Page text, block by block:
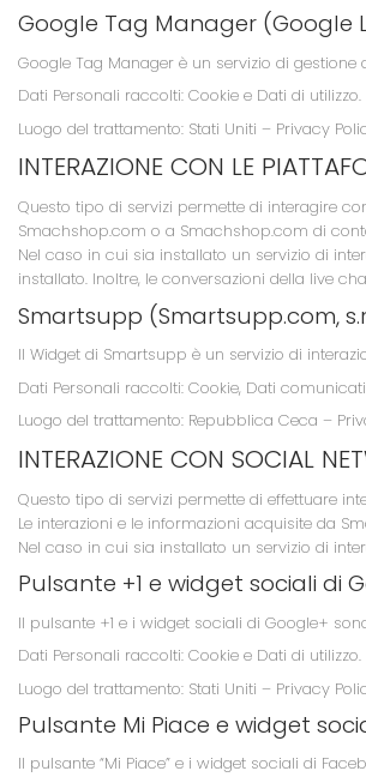
Google Tag Manager (Google
Google Tag Manager è un servizio di gestione
Dati Personali raccolti: Cookie e Dati di utilizzo.
Luogo del trattamento: Stati Uniti – Privacy
INTERAZIONE CON LE
Questo tipo di servizi permette di interagire
Smachshop.com o a Smachshop.com di
Nel caso in cui sia installato un servizio di
installato. Inoltre, le conversazioni della live
Smartsupp (Smartsupp.com,
Il Widget di Smartsupp è un servizio di
Dati Personali raccolti: Cookie, Dati
Luogo del trattamento: Repubblica Ceca –
INTERAZIONE CON SOCIAL
Questo tipo di servizi permette di effettuare
Le interazioni e le informazioni acquisite da
Nel caso in cui sia installato un servizio di
Pulsante +1 e widget sociali di
Il pulsante +1 e i widget sociali di Google+
Dati Personali raccolti: Cookie e Dati di utilizzo.
Luogo del trattamento: Stati Uniti – Privacy
Pulsante Mi Piace e widget
Il pulsante “Mi Piace” e i widget sociali di